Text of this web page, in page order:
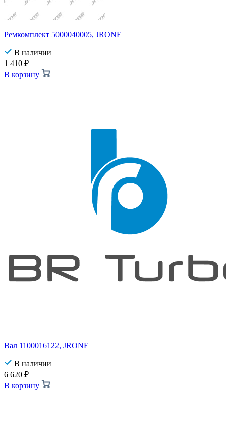
Ремкомплект 5000040005, JRONE
В наличии
1 410 ₽
В корзину
Вал 1100016122, JRONE
В наличии
6 620 ₽
В корзину